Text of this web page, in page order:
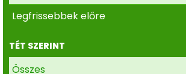
Legfrissebbek előre
TÉT SZERINT
Összes